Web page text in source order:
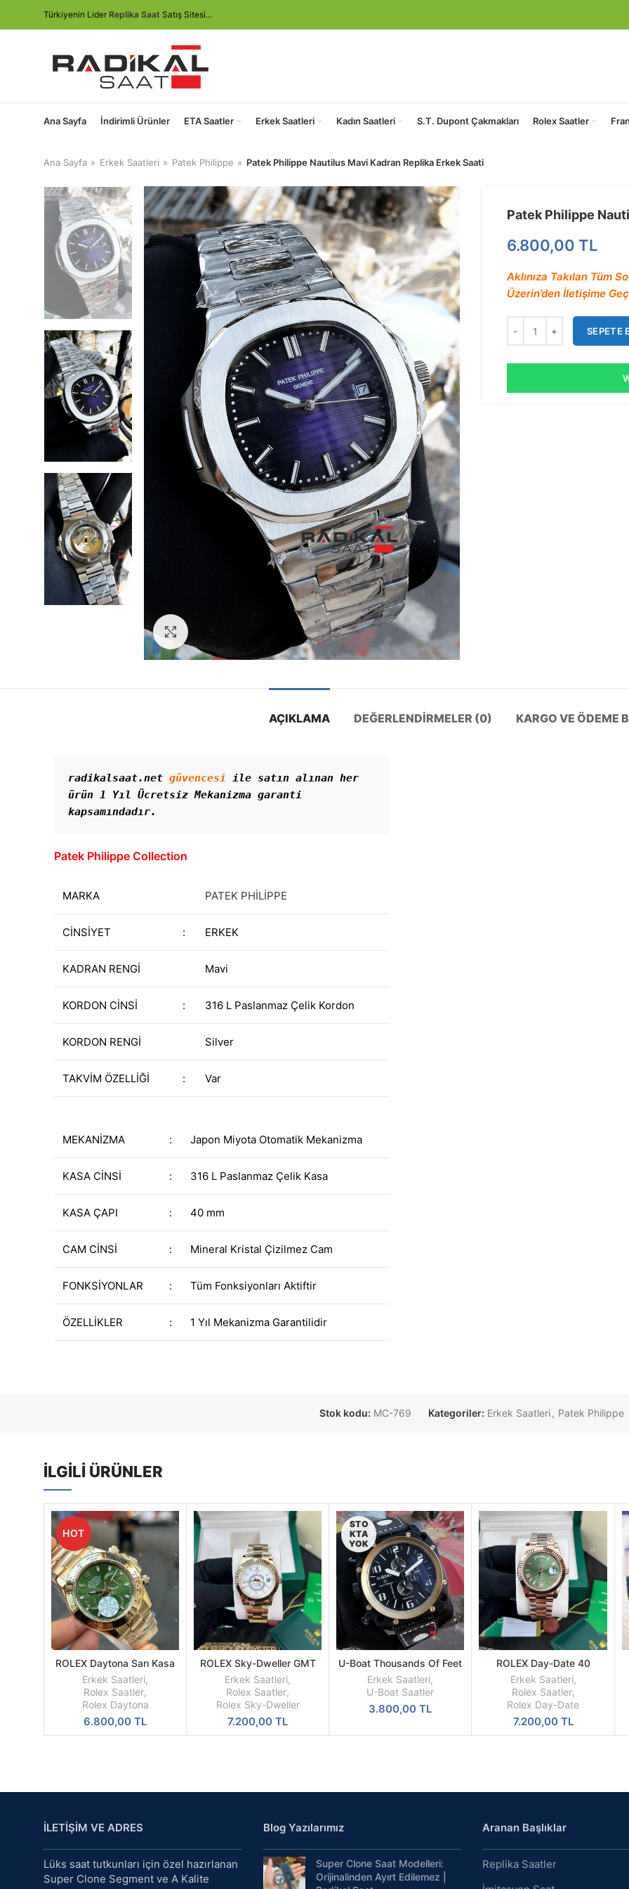
Türkiyenin Lider Replika Saat Satış Sitesi...
Ana Sayfa İndirimli Ürünler ETA Saatler Erkek Saatleri Kadın Saatleri S.T. Dupont Çakmakları Rolex Saatler
Ana Sayfa Erkek Saatleri Patek Philippe Patek Philippe Nautilus Mavi Kadran Replika Erkek Saati
Görseli Büyütün
Patek Philippe
6.800,00 TL
Aklınıza Takılan Tüm
Üzerin’den İletişime
SEPETE
AÇIKLAMA DEĞERLENDIRMELER (0) KARGO VE ÖDEME
radikalsaat.net güvencesi ile satın alınan her
ürün 1 Yıl Ücretsiz Mekanizma garanti
kapsamındadır.
Patek Philippe Collection
MARKA PATEK PHİLİPPE
CİNSİYET : ERKEK
KADRAN RENGİ Mavi
KORDON CİNSİ : 316 L Paslanmaz Çelik Kordon
KORDON RENGİ Silver
TAKVİM ÖZELLİĞİ : Var
MEKANİZMA : Japon Miyota Otomatik Mekanizma
KASA CİNSİ : 316 L Paslanmaz Çelik Kasa
KASA ÇAPI : 40 mm
CAM CİNSİ : Mineral Kristal Çizilmez Cam
FONKSİYONLAR : Tüm Fonksiyonları Aktiftir
ÖZELLİKLER : 1 Yıl Mekanizma Garantilidir
Stok kodu: MC-769 Kategoriler: Erkek Saatleri , Patek Philippe
İLGILI ÜRÜNLER
HOT
SEPETE
EKLE
ROLEX Daytona Sarı Kasa
Yeşil Kadran 116508
Erkek Saatleri,
Rolex Saatler,
Rolex Daytona
6.800,00TL
SEPETE
EKLE
ROLEX Sky-Dweller GMT
Beyaz Kadran Sarı Kasa
Erkek Saati
Erkek Saatleri,
Rolex Saatler,
Rolex Sky-Dweller
7.200,00TL
STO
KTA
YOK
DEVAMINI
OKU
U-Boat Thousands Of Feet
PVD Kasa Replika Erkek Kol
Saati
Erkek Saatleri,
U-Boat Saatler
3.800,00TL
SEPETE
EKLE
ROLEX Day-Date 40
Oyster Everose Gold Ref
M228235-0025
Erkek Saatleri,
Rolex Saatler,
Rolex Day-Date
7.200,00 TL
İLETİŞİM VE ADRES
Lüks saat tutkunları için özel hazırlanan
Super Clone Segment ve A Kalite
Blog Yazılarımız
Super Clone Saat Modelleri:
Orijinalinden Ayırt Edilemez |
Aranan Başlıklar
Replika Saatler